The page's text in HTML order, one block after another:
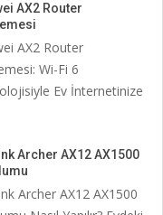
AX2 Router
AX2 Router
Wi-Fi 6
Ev İnternetinize
Archer AX12 AX1500
Archer AX12 AX1500